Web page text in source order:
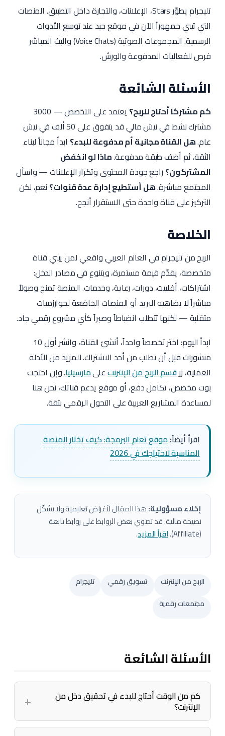
تليجرام يطوّر Stars، الإعلانات، والتجارة داخل التطبيق. المنصات
التي تبني جمهوراً الآن في موقع جيد عند توسع الأدوات
الرسمية. المجموعات الصوتية (Voice Chats) والبث المباشر
فرص للفعاليات المدفوعة والورش.
الأسئلة الشائعة
كم مشتركاً أحتاج للربح؟
يعتمد على التخصص — 3000
مشترك نشط في نيش مالي قد يتفوق على 50 ألف في نيش
عام.هل القناة مجانية أم مدفوعة للبدء؟ ابدأ مجاناً لبناء
الثقة، ثم أضف طبقة مدفوعة.ماذا لو انخفض
المشتركون؟ راجع جودة المحتوى وتكرار الإعلانات — واسأل
المجتمع مباشرة.هل أستطيع إدارة عدة قنوات؟ نعم، لكن
التركيز على قناة واحدة حتى الاستقرار أنجح.
الخلاصة
الربح من تليجرام في العالم العربي واقعي لمن يبني قناة
متخصصة، يقدّم قيمة مستمرة، ويتنوع في مصادر الدخل:
اشتراكات، أفلييت، دورات، رعاية، وخدمات. المنصة تمنح وصولاً
مباشراً لا يضاهيه البريد أو المنصات الخاضعة لخوارزميات
متقلبة — لكنها تتطلب انضباطاً وصبراً كأي مشروع رقمي جاد.
ابدأ اليوم: اختر تخصصاً واحداً، أنشئ القناة، وانشر أول 10
منشورات قبل أن تطلب من أحد الاشتراك. للمزيد من الأدلة
العملية، زرقسم الربح من الإنترنتعلىمارسيليا. وإن احتجت
بوت مخصص، تكامل دفع، أو موقع يدعم قناتك، نحن هنا
لمساعدة المشاريع العربية على التحول الرقمي بثقة.
اقرأ أيضاً:موقع تعلم البرمجة: كيف تختار المنصة
المناسبة لاحتياجك في 2026
إخلاء مسؤولية:هذا المقال لأغراض تعليمية ولا يشكّل
نصيحة مالية. قد تحتوي بعض الروابط على روابط تابعة
(Affiliate).
اقرأ المزيد.
الربح من الإنترنت تسويق رقمي
تليجرام
مجتمعات رقمية
الأسئلة الشائعة
كم من الوقت أحتاج للبدء في تحقيق دخل من
الإنترنت؟